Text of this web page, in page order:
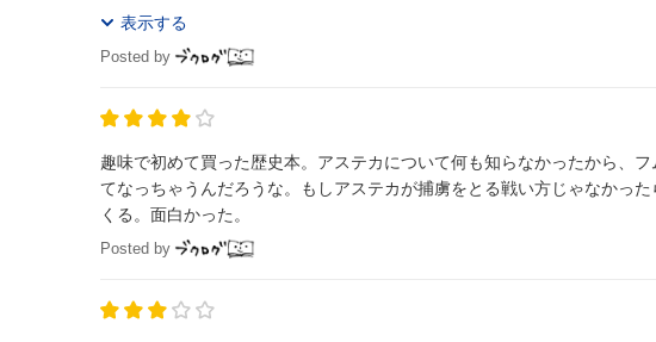
表示する
Posted by
趣味で初めて買った歴史本。アステカについて何も知らなかったから、
てなっちゃうんだろうな。もしアステカが捕虜をとる戦い方じゃなかっ
くる。面白かった。
Posted by